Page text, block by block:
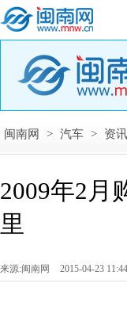
闽南网 > 汽车 > 资讯
2009年2月
里
来源:闽南网 2015-04-23 11:44